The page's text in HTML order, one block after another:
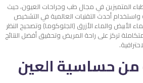
المتميزين في مجال طب وجراحات العيون، حيث
واستخدام أحدث التقنيات العالمية في التشخيص
الأبيض والماء الأزرق (الجلوكوما) وتصحيح النظر
تركز على راحة المريض وتحقيق أفضل النتائج
من حساسية العين